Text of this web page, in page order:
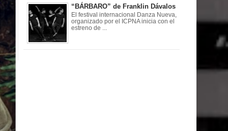
“BÁRBARO” de Franklin Dávalos
El festival internacional Danza Nueva,
organizado por el ICPNA inicia con el
estreno de ...